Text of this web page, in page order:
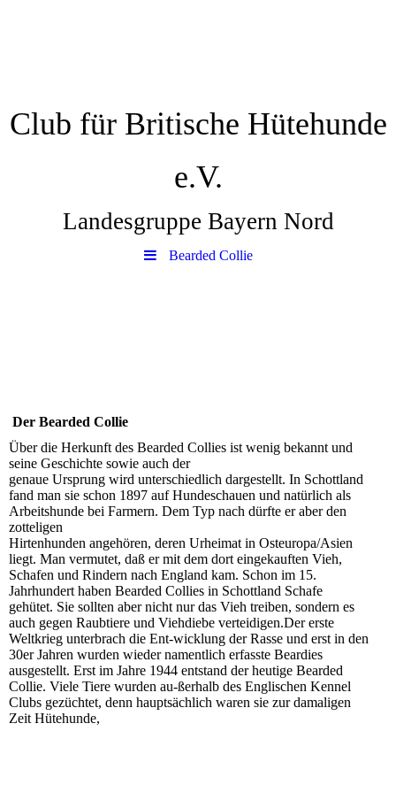
Club für Britische Hütehunde
e.V.
Landesgruppe Bayern Nord
Bearded Collie
Der Bearded Collie
Über die Herkunft des Bearded Collies ist wenig bekannt und
seine Geschichte sowie auch der
genaue Ursprung wird unterschiedlich dargestellt. In Schottland
fand man sie schon 1897 auf Hundeschauen und natürlich als
Arbeitshunde bei Farmern. Dem Typ nach dürfte er aber den
zotteligen
Hirtenhunden angehören, deren Urheimat in Osteuropa/Asien
liegt. Man vermutet, daß er mit dem dort eingekauften Vieh,
Schafen und Rindern nach England kam. Schon im 15.
Jahrhundert haben Bearded Collies in Schottland Schafe
gehütet. Sie sollten aber nicht nur das Vieh treiben, sondern es
auch gegen Raubtiere und Viehdiebe verteidigen.Der erste
Weltkrieg unterbrach die Ent-wicklung der Rasse und erst in den
30er Jahren wurden wieder namentlich erfasste Beardies
ausgestellt. Erst im Jahre 1944 entstand der heutige Bearded
Collie. Viele Tiere wurden au-ßerhalb des Englischen Kennel
Clubs gezüchtet, denn hauptsächlich waren sie zur damaligen
Zeit Hütehunde,